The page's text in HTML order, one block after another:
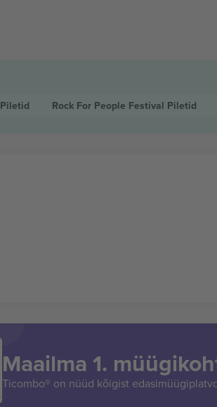
Piletid Rock For People Festival Piletid
Maailma 1.
Ticombo® on nüüd kõigist